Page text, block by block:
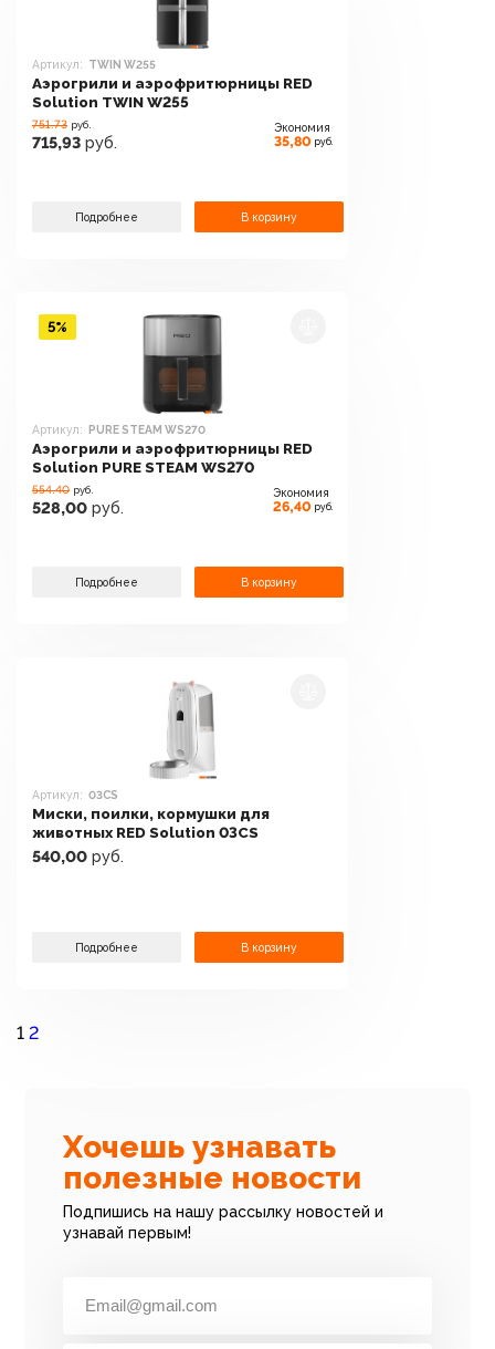
Артикул: TWIN W255
Аэрогрили и аэрофритюрницы RED
Solution TWIN W255
751.73 руб.
715,93 руб.
Экономия
35,80 руб.
Подробнее В корзину
Артикул: PURE STEAM WS270
Аэрогрили и аэрофритюрницы RED
Solution PURE STEAM WS270
554.40 руб.
528,00 руб.
Экономия
26,40 руб.
Подробнее В корзину
5%
Артикул: 03CS
Миски, поилки, кормушки для
животных RED Solution 03CS
540,00 руб.
Подробнее В корзину
1 2
Хочешь узнавать
полезные новости
Подпишись на нашу рассылку новостей и
узнавай первым!